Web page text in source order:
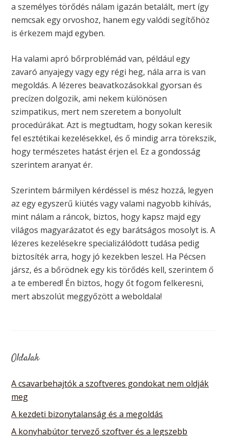
a személyes törődés nálam igazán betalált, mert így
nemcsak egy orvoshoz, hanem egy valódi segítőhöz
is érkezem majd egyben.
Ha valami apró bőrproblémád van, például egy
zavaró anyajegy vagy egy régi heg, nála arra is van
megoldás. A lézeres beavatkozásokkal gyorsan és
precízen dolgozik, ami nekem különösen
szimpatikus, mert nem szeretem a bonyolult
procedúrákat. Azt is megtudtam, hogy sokan keresik
fel esztétikai kezelésekkel, és ő mindig arra törekszik,
hogy természetes hatást érjen el. Ez a gondosság
szerintem aranyat ér.
Szerintem bármilyen kérdéssel is mész hozzá, legyen
az egy egyszerű kiütés vagy valami nagyobb kihívás,
mint nálam a ráncok, biztos, hogy kapsz majd egy
világos magyarázatot és egy barátságos mosolyt is. A
lézeres kezelésekre specializálódott tudása pedig
biztosíték arra, hogy jó kezekben leszel. Ha Pécsen
jársz, és a bőrödnek egy kis törődés kell, szerintem ő
a te embered! Én biztos, hogy őt fogom felkeresni,
mert abszolút meggyőzött a weboldala!
Oldalak
A csavarbehajtók a szoftveres gondokat nem oldják
meg
A kezdeti bizonytalanság és a megoldás
A konyhabútor tervező szoftver és a legszebb